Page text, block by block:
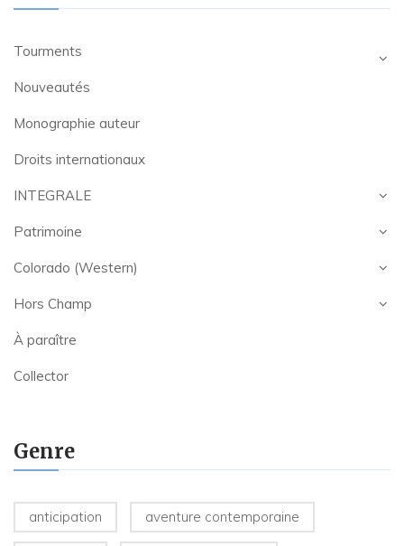
Tourments
Nouveautés
Monographie auteur
Droits internationaux
INTEGRALE
Patrimoine
Colorado (Western)
Hors Champ
À paraître
Collector
Genre
anticipation aventure contemporaine